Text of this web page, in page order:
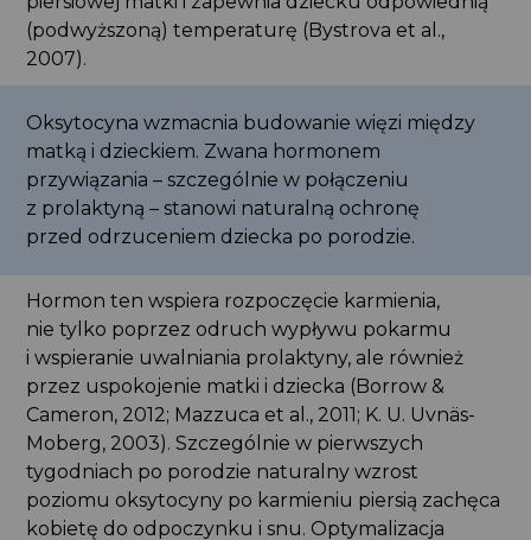
(podwyższoną) temperaturę (Bystrova et al.,
2007).
Oksytocyna wzmacnia budowanie więzi między
matką i dzieckiem. Zwana hormonem
przywiązania – szczególnie w połączeniu
z prolaktyną – stanowi naturalną ochronę
przed odrzuceniem dziecka po porodzie.
Hormon ten wspiera rozpoczęcie karmienia,
nie tylko poprzez odruch wypływu pokarmu
i wspieranie uwalniania prolaktyny, ale również
przez uspokojenie matki i dziecka (Borrow &
Cameron, 2012; Mazzuca et al., 2011; K. U. Uvnäs-
Moberg, 2003). Szczególnie w pierwszych
tygodniach po porodzie naturalny wzrost
poziomu oksytocyny po karmieniu piersią zachęca
kobietę do odpoczynku i snu. Optymalizacja